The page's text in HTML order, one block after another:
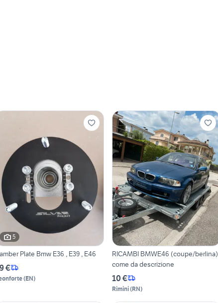
5
Plate Bmw E36 , E39 , E46
€
(EN)
RICAMBI BMWE46 (coupe/berlina)
come da descrizione
10 €
Rimini(RN)